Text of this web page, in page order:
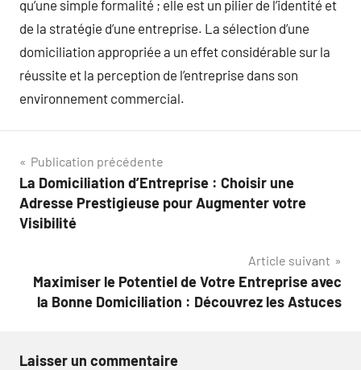
qu’une simple formalité ; elle est un pilier de l’identité et
de la stratégie d’une entreprise. La sélection d’une
domiciliation appropriée a un effet considérable sur la
réussite et la perception de l’entreprise dans son
environnement commercial.
Navigation
de
l’article
Publication précédente
La Domiciliation d’Entreprise : Choisir une
Adresse Prestigieuse pour Augmenter votre
Visibilité
Article suivant
Maximiser le Potentiel de Votre Entreprise avec
la Bonne Domiciliation : Découvrez les Astuces
Laisser un commentaire